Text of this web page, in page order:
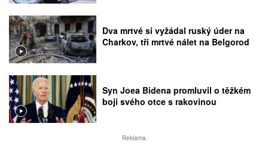
Dva mrtvé si vyžádal ruský úder na
Charkov, tři mrtvé nálet na Belgorod
Syn Joea Bidena promluvil o těžkém
boji svého otce s rakovinou
Reklama